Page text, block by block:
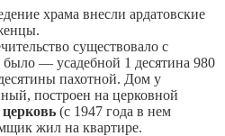
храма внесли ардатовские
существовало с
— усадебной 1 десятина 980
пахотной. Дом у
построен на церковной
церковь (с 1947 года в нем
жил на квартире.